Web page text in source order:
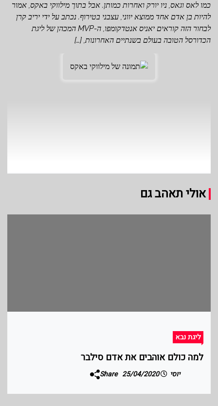
כמו לאס וגאס, ניו יורק ואחרות כמותן. אבל בתוך מילווקי באקס, אמור
להיות בן אדם אחד ממוצא יווני, עצבני בטירוף. נכתב על ידי יריב קרן
לבחור הזה קוראים יאניס אנטדקומפו, ה-MVP המכהן של ליגת
הכדורסל הטובה בעולם בשנתיים האחרונות, […]
אולי תאהב גם
ליגת נבא
למה כולם אוהבים את אדם סילבר
יוסי 25/04/2020
Share